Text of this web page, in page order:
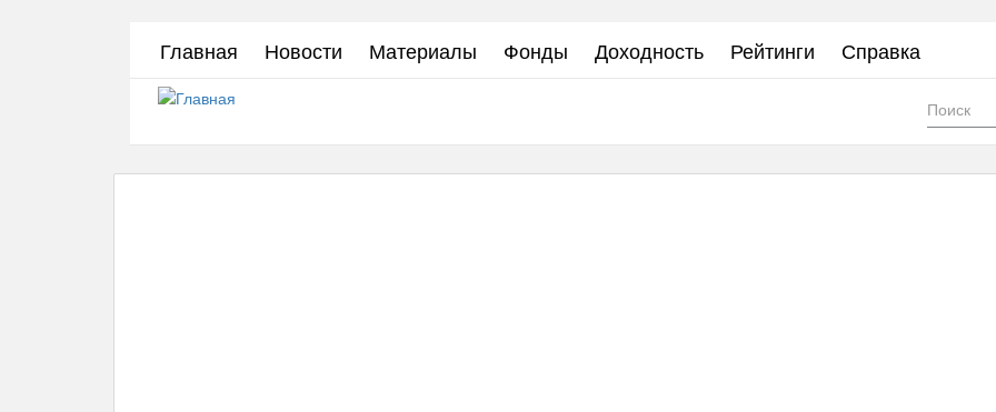
Главная Новости Материалы Фонды Доходность Рейтинги Справка